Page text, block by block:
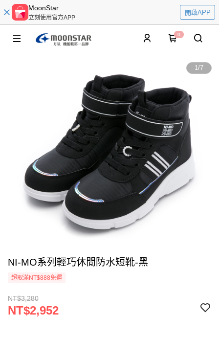
MoonStar
立刻使用官方APP
開啟APP
0
1/7
NI-MO系列輕巧休閒防水短靴-黑
超取滿NT$888免運
NT$3,280
NT$2,952